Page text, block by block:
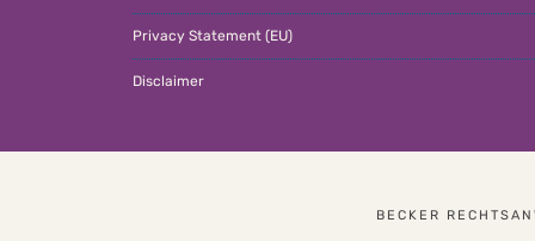
Privacy Statement (EU)
Disclaimer
BECKER